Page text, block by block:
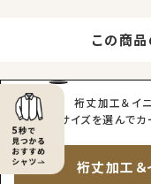
この商
裄丈加工＆イ
サイズを選んで
裄丈加工＆